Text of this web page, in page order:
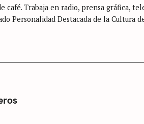
café. Trabaja en radio, prensa gráfica,
Personalidad Destacada de la Cultura